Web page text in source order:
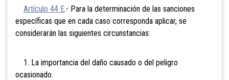
Artículo 44 E.- Para la determinación de las sanciones
específicas que en cada caso corresponda aplicar, se
considerarán las siguientes circunstancias:
1. La importancia del daño causado o del peligro
ocasionado.